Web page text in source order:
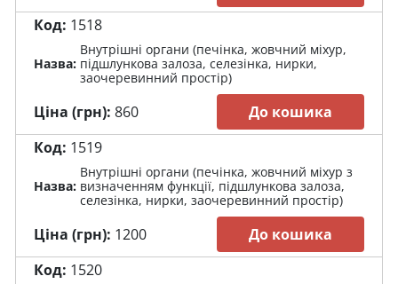
Код: 1518
Назва:
Внутрішні органи (печінка, жовчний міхур,
підшлункова залоза, селезінка, нирки,
заочеревинний простір)
Ціна (грн): 860
До кошика
Код: 1519
Назва:
Внутрішні органи (печінка, жовчний міхур з
визначенням функції, підшлункова залоза,
селезінка, нирки, заочеревинний простір)
Ціна (грн): 1200
До кошика
Код: 1520